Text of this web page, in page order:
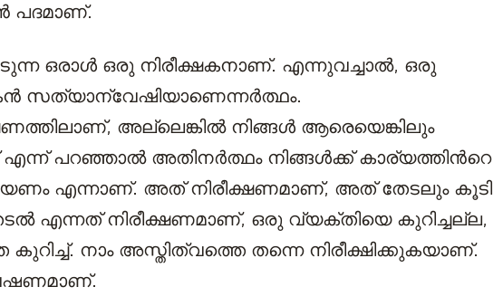
പദമാണ്.
ഒരാൾ ഒരു നിരീക്ഷകനാണ്. എന്നുവച്ചാൽ, ഒരു
സത്യാന്വേഷിയാണെന്നർത്ഥം.
അല്ലെങ്കിൽ നിങ്ങൾ ആരെയെങ്കിലും
എന്ന് പറഞ്ഞാൽ അതിനർത്ഥം നിങ്ങൾക്ക് കാര്യത്തിന്‍റെ
എന്നാണ്. അത് നിരീക്ഷണമാണ്, അത് തേടലും കൂടി
എന്നത് നിരീക്ഷണമാണ്, ഒരു വ്യക്തിയെ കുറിച്ചല്ല,
കുറിച്ച്. നാം അസ്തിത്വത്തെ തന്നെ നിരീക്ഷിക്കുകയാണ്.